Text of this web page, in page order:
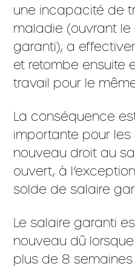
une incapacité de
maladie (ouvrant le
garanti), a
et retombe ensuite
travail pour le
La conséquence
importante pour
nouveau droit au
ouvert, à
solde de salaire
Le salaire garanti
nouveau dû
plus de 8